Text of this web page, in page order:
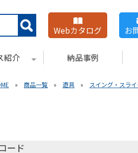
Webカタログ お
紹介 納品事例
» 商品一覧 » 遊具 » スイング・スラ
ード